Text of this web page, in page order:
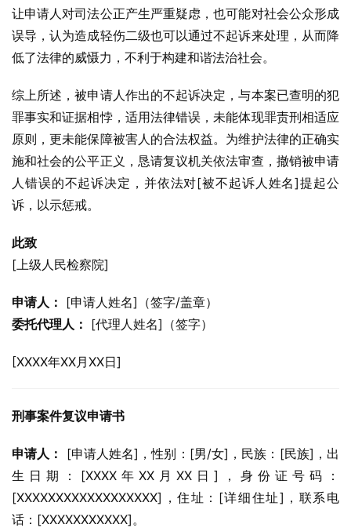
让申请人对司法公正产生严重疑虑，也可能对社会公众形成
误导，认为造成轻伤二级也可以通过不起诉来处理，从而降
低了法律的威慑力，不利于构建和谐法治社会。
综上所述，被申请人作出的不起诉决定，与本案已查明的犯
罪事实和证据相悖，适用法律错误，未能体现罪责刑相适应
原则，更未能保障被害人的合法权益。为维护法律的正确实
施和社会的公平正义，恳请复议机关依法审查，撤销被申请
人错误的不起诉决定，并依法对[被不起诉人姓名]提起公
诉，以示惩戒。
此致
[上级人民检察院]
申请人： [申请人姓名]（签字/盖章）
委托代理人： [代理人姓名]（签字）
[XXXX年XX月XX日]
刑事案件复议申请书
申请人：
[申请人姓名]，性别：[男/女]，民族：[民族]，出
生日期：[XXXX年XX月XX日]，身份证号码：
[XXXXXXXXXXXXXXXXXX]，住址：[详细住址]，联系电
话：[XXXXXXXXXXX]。